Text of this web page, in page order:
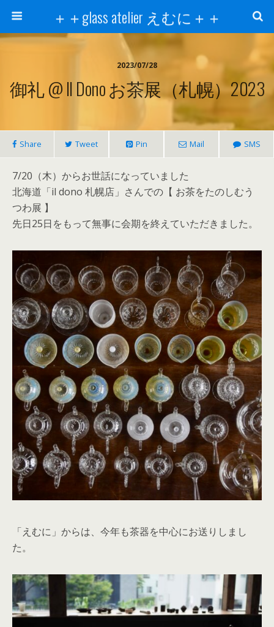
＋＋glass atelier えむに＋＋
2023/07/28
御礼 @ Il Dono お茶展（札幌）2023
Share Tweet Pin Mail SMS
7/20（木）からお世話になっていました
北海道「il dono 札幌店」さんでの【 お茶をたのしむう
つわ展 】
先日25日をもって無事に会期を終えていただきました。
「えむに」からは、今年も茶器を中心にお送りしまし
た。